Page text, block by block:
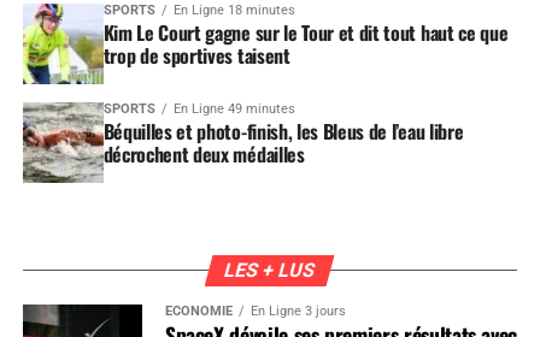
SPORTS En Ligne 18 minutes
Kim Le Court gagne sur le Tour et dit tout haut ce que
trop de sportives taisent
SPORTS En Ligne 49 minutes
Béquilles et photo-finish, les Bleus de l’eau libre
décrochent deux médailles
LES + LUS
ÉCONOMIE En Ligne 3 jours